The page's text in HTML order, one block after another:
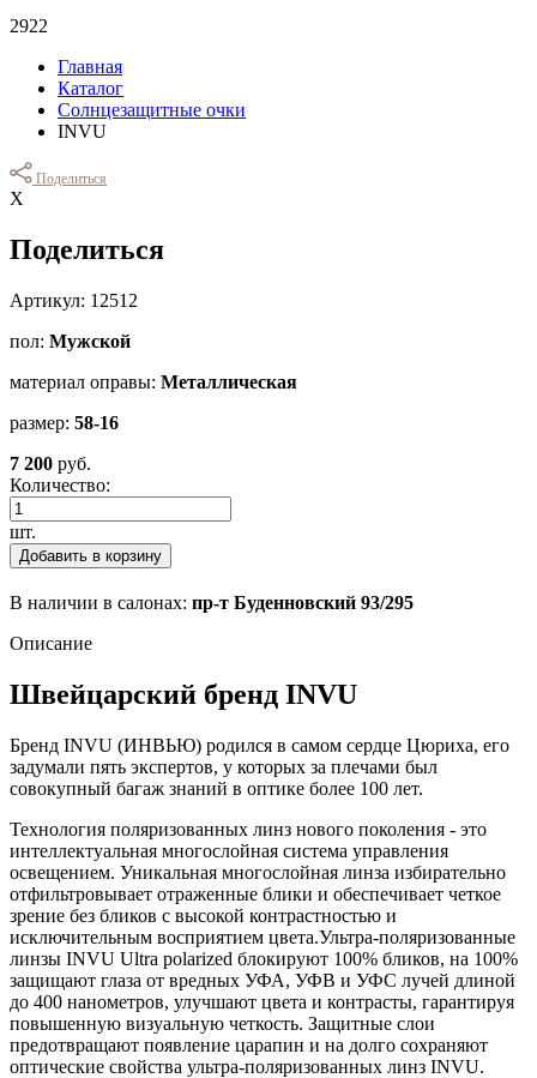
2922
Главная
Каталог
Солнцезащитные очки
INVU
Поделиться
Х
Поделиться
Артикул: 12512
пол: Мужской
материал оправы: Металлическая
размер: 58-16
7 200 руб.
Количество:
шт.
Добавить в корзину
В наличии в салонах: пр-т Буденновский 93/295
Описание
Швейцарский бренд INVU
Бренд INVU (ИНВЬЮ) родился в самом сердце Цюриха, его
задумали пять экспертов, у которых за плечами был
совокупный багаж знаний в оптике более 100 лет.
Технология поляризованных линз нового поколения - это
интеллектуальная многослойная система управления
освещением. Уникальная многослойная линза избирательно
отфильтровывает отраженные блики и обеспечивает четкое
зрение без бликов с высокой контрастностью и
исключительным восприятием цвета.Ультра-поляризованные
линзы INVU Ultra polarized блокируют 100% бликов, на 100%
защищают глаза от вредных УФА, УФВ и УФС лучей длиной
до 400 нанометров, улучшают цвета и контрасты, гарантируя
повышенную визуальную четкость. Защитные слои
предотвращают появление царапин и на долго сохраняют
оптические свойства ультра-поляризованных линз INVU.